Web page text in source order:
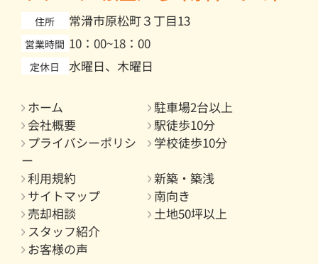
住所 常滑市原松町３丁目13
営業時間 10：00~18：00
定休日 水曜日、木曜日
ホーム
駐車場2台以上
会社概要
駅徒歩10分
プライバシーポリシ
ー
学校徒歩10分
利用規約
新築・築浅
サイトマップ
南向き
売却相談
土地50坪以上
スタッフ紹介
お客様の声